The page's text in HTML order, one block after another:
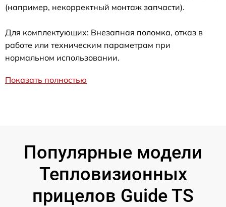
(например, некорректный монтаж запчасти).
Для комплектующих: Внезапная поломка, отказ в
работе или техническим параметрам при
нормальном использовании.
Показать полностью
Популярные модели
Тепловизионных
прицелов Guide TS